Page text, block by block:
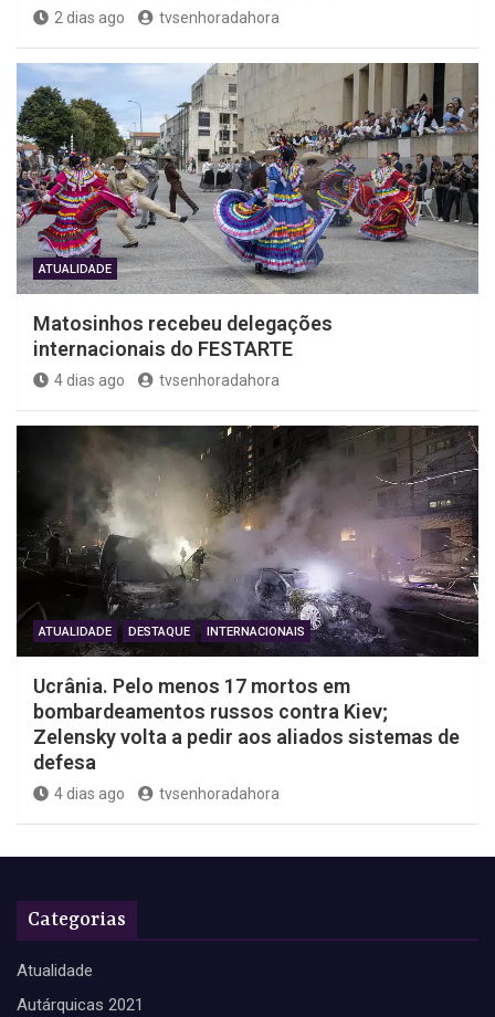
2 dias ago tvsenhoradahora
ATUALIDADE
Matosinhos recebeu delegações
internacionais do FESTARTE
4 dias ago tvsenhoradahora
ATUALIDADE DESTAQUE INTERNACIONAIS
Ucrânia. Pelo menos 17 mortos em
bombardeamentos russos contra Kiev;
Zelensky volta a pedir aos aliados sistemas de
defesa
4 dias ago tvsenhoradahora
Categorias
Atualidade
Autárquicas 2021